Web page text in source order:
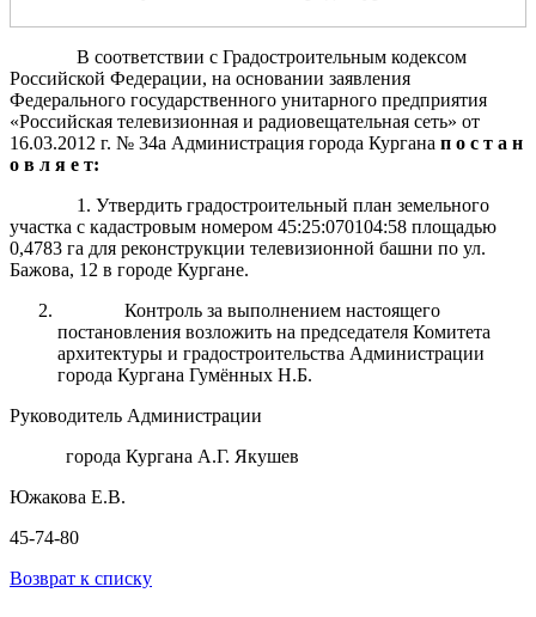
В соответствии с Градостроительным кодексом
Российской Федерации, на основании заявления
Федерального государственного унитарного предприятия
«Российская телевизионная и радиовещательная сеть» от
16.03.2012 г. № 34а Администрация города Кургана п о с т а н
о в л я е т:
1. Утвердить градостроительный план земельного
участка с кадастровым номером 45:25:070104:58 площадью
0,4783 га для реконструкции телевизионной башни по ул.
Бажова, 12 в городе Кургане.
Контроль за выполнением настоящего
постановления возложить на председателя Комитета
архитектуры и градостроительства Администрации
города Кургана Гумённых Н.Б.
Руководитель Администрации
города Кургана А.Г. Якушев
Южакова Е.В.
45-74-80
Возврат к списку